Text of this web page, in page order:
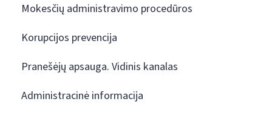
Mokesčių administravimo procedūros
Korupcijos prevencija
Pranešėjų apsauga. Vidinis kanalas
Administracinė informacija